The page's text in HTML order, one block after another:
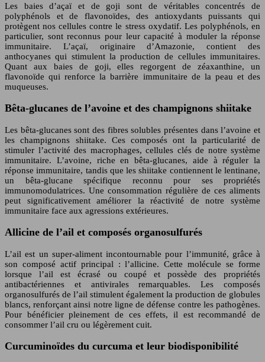
Les baies d’açaï et de goji sont de véritables concentrés de
polyphénols et de flavonoïdes, des antioxydants puissants qui
protègent nos cellules contre le stress oxydatif. Les polyphénols, en
particulier, sont reconnus pour leur capacité à moduler la réponse
immunitaire. L’açaï, originaire d’Amazonie, contient des
anthocyanes qui stimulent la production de cellules immunitaires.
Quant aux baies de goji, elles regorgent de zéaxanthine, un
flavonoïde qui renforce la barrière immunitaire de la peau et des
muqueuses.
Bêta-glucanes de l’avoine et des champignons shiitake
Les bêta-glucanes sont des fibres solubles présentes dans l’avoine et
les champignons shiitake. Ces composés ont la particularité de
stimuler l’activité des macrophages, cellules clés de notre système
immunitaire. L’avoine, riche en bêta-glucanes, aide à réguler la
réponse immunitaire, tandis que les shiitake contiennent le lentinane,
un bêta-glucane spécifique reconnu pour ses propriétés
immunomodulatrices. Une consommation régulière de ces aliments
peut significativement améliorer la réactivité de notre système
immunitaire face aux agressions extérieures.
Allicine de l’ail et composés organosulfurés
L’ail est un super-aliment incontournable pour l’immunité, grâce à
son composé actif principal : l’allicine. Cette molécule se forme
lorsque l’ail est écrasé ou coupé et possède des propriétés
antibactériennes et antivirales remarquables. Les composés
organosulfurés de l’ail stimulent également la production de globules
blancs, renforçant ainsi notre ligne de défense contre les pathogènes.
Pour bénéficier pleinement de ces effets, il est recommandé de
consommer l’ail cru ou légèrement cuit.
Curcuminoïdes du curcuma et leur biodisponibilité